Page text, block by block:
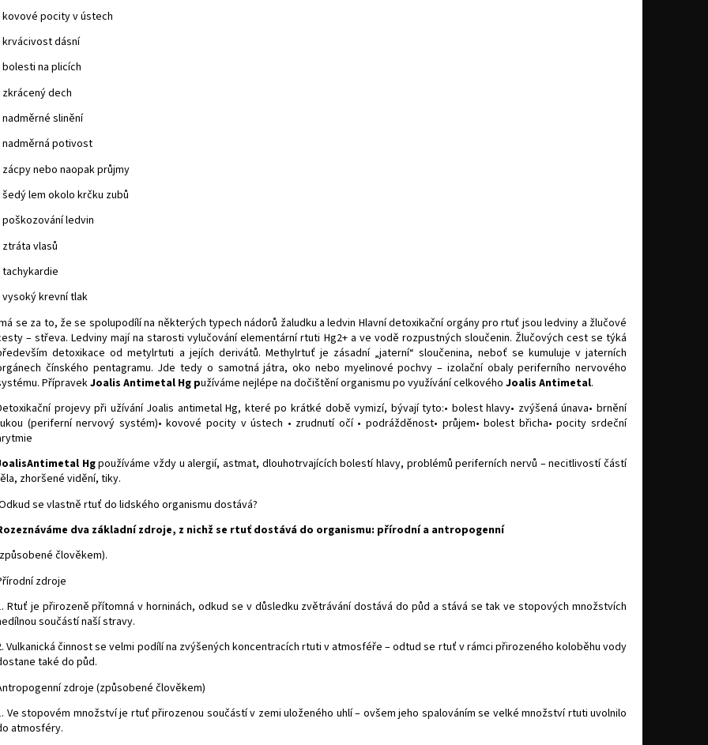
kovové pocity v ústech
krvácivost dásní
bolesti na plicích
zkrácený dech
nadměrné slinění
nadměrná potivost
zácpy nebo naopak průjmy
šedý lem okolo krčku zubů
poškozování ledvin
ztráta vlasů
tachykardie
vysoký krevní tlak
se za to, že se spolupodílí na některých typech nádorů žaludku a ledvin Hlavní detoxikační orgány pro rtuť jsou ledviny a žlučové
– střeva. Ledviny mají na starosti vylučování elementární rtuti Hg2+ a ve vodě rozpustných sloučenin. Žlučových cest se týká
detoxikace od metylrtuti a jejích derivátů. Methylrtuť je zásadní „jaterní“ sloučenina, neboť se kumuluje v jaterních
čínského pentagramu. Jde tedy o samotná játra, oko nebo myelinové pochvy – izolační obaly periferního nervového
PřípravekJoalis Antimetal Hg pužíváme nejlépe na dočištění organismu po využívání celkového Joalis Antimetal.
projevy při užívání Joalis antimetal Hg, které po krátké době vymizí, bývají tyto:• bolest hlavy• zvýšená únava• brnění
(periferní nervový systém)• kovové pocity v ústech • zrudnutí očí • podrážděnost• průjem• bolest břicha• pocity srdeční
Antimetal Hgpoužíváme vždy u alergií, astmat, dlouhotrvajících bolestí hlavy, problémů periferních nervů – necitlivostí částí
zhoršené vidění, tiky.
se vlastně rtuť do lidského organismu dostává?
dva základní zdroje, z nichž se rtuť dostává do organismu: přírodní a antropogenní
člověkem).
zdroje
Rtuť je přirozeně přítomná v horninách, odkud se v důsledku zvětrávání dostává do půd a stává se tak ve stopových množstvích
součástí naší stravy.
Vulkanická činnost se velmi podílí na zvýšených koncentracích rtuti v atmosféře – odtud se rtuť v rámci přirozeného koloběhu vody
také do půd.
zdroje (způsobené člověkem)
Ve stopovém množství je rtuť přirozenou součástí v zemi uloženého uhlí – ovšem jeho spalováním se velké množství rtuti uvolnilo
atmosféry.